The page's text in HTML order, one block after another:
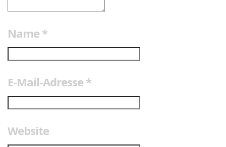
Name *
E-Mail-Adresse *
Website